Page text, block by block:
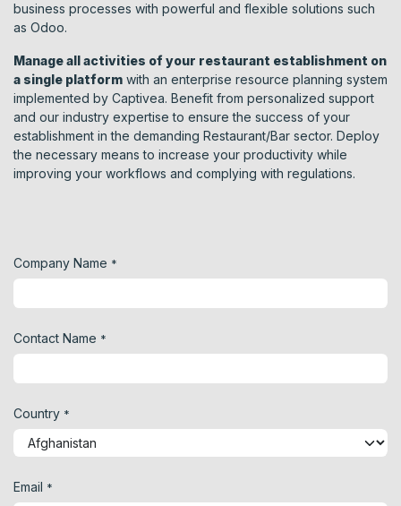
business processes with powerful and flexible solutions such
as Odoo.
Manage all activities of your restaurant establishment on
a single platform with an enterprise resource planning system
implemented by Captivea. Benefit from personalized support
and our industry expertise to ensure the success of your
establishment in the demanding Restaurant/Bar sector. Deploy
the necessary means to increase your productivity while
improving your workflows and complying with regulations.
Company Name *
Contact Name *
Country *
Email *